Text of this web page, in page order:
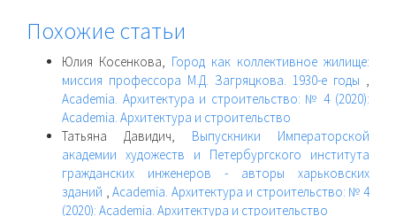
Похожие статьи
Юлия Косенкова, Город как коллективное жилище:
миссия профессора М.Д. Загряцкова. 1930-е годы ,
Academia. Архитектура и строительство: № 4 (2020):
Academia. Архитектура и строительство
Татьяна Давидич, Выпускники Императорской
академии художеств и Петербургского института
гражданских инженеров - авторы харьковских
зданий , Academia. Архитектура и строительство: № 4
(2020): Academia. Архитектура и строительство